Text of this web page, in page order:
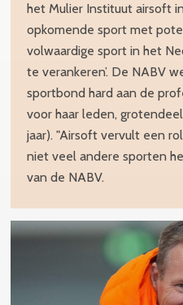
het Mulier Instituut airsoft
opkomende sport met
volwaardige sport in het
te verankeren’. De NABV
sportbond hard aan de
voor haar leden,
jaar). "Airsoft vervult een
niet veel andere sporten
van de NABV.